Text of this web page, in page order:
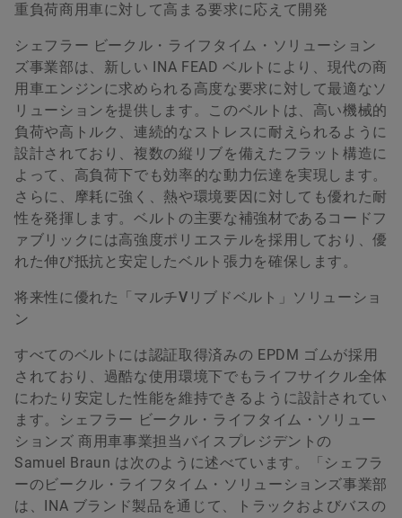
重負荷商用車に対して高まる要求に応えて開発
シェフラー ビークル・ライフタイム・ソリューション
ズ事業部は、新しい INA FEAD ベルトにより、現代の商
用車エンジンに求められる高度な要求に対して最適なソ
リューションを提供します。このベルトは、高い機械的
負荷や高トルク、連続的なストレスに耐えられるように
設計されており、複数の縦リブを備えたフラット構造に
よって、高負荷下でも効率的な動力伝達を実現します。
さらに、摩耗に強く、熱や環境要因に対しても優れた耐
性を発揮します。ベルトの主要な補強材であるコードフ
ァブリックには高強度ポリエステルを採用しており、優
れた伸び抵抗と安定したベルト張力を確保します。
将来性に優れた「マルチVリブドベルト」ソリューショ
ン
すべてのベルトには認証取得済みの EPDM ゴムが採用
されており、過酷な使用環境下でもライフサイクル全体
にわたり安定した性能を維持できるように設計されてい
ます。シェフラー ビークル・ライフタイム・ソリュー
ションズ 商用車事業担当バイスプレジデントの
Samuel Braun は次のように述べています。「シェフラ
ーのビークル・ライフタイム・ソリューションズ事業部
は、INA ブランド製品を通じて、トラックおよびバスの